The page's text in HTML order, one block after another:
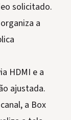
solicitado.
a
HDMI e a
ajustada.
a Box